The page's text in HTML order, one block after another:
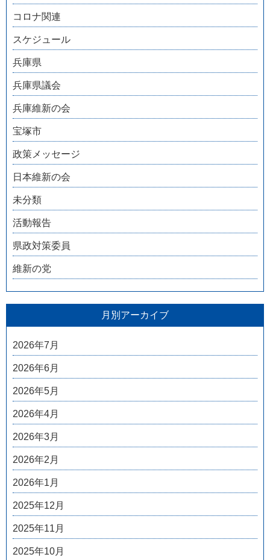
コロナ関連
スケジュール
兵庫県
兵庫県議会
兵庫維新の会
宝塚市
政策メッセージ
日本維新の会
未分類
活動報告
県政対策委員
維新の党
月別アーカイブ
2026年7月
2026年6月
2026年5月
2026年4月
2026年3月
2026年2月
2026年1月
2025年12月
2025年11月
2025年10月